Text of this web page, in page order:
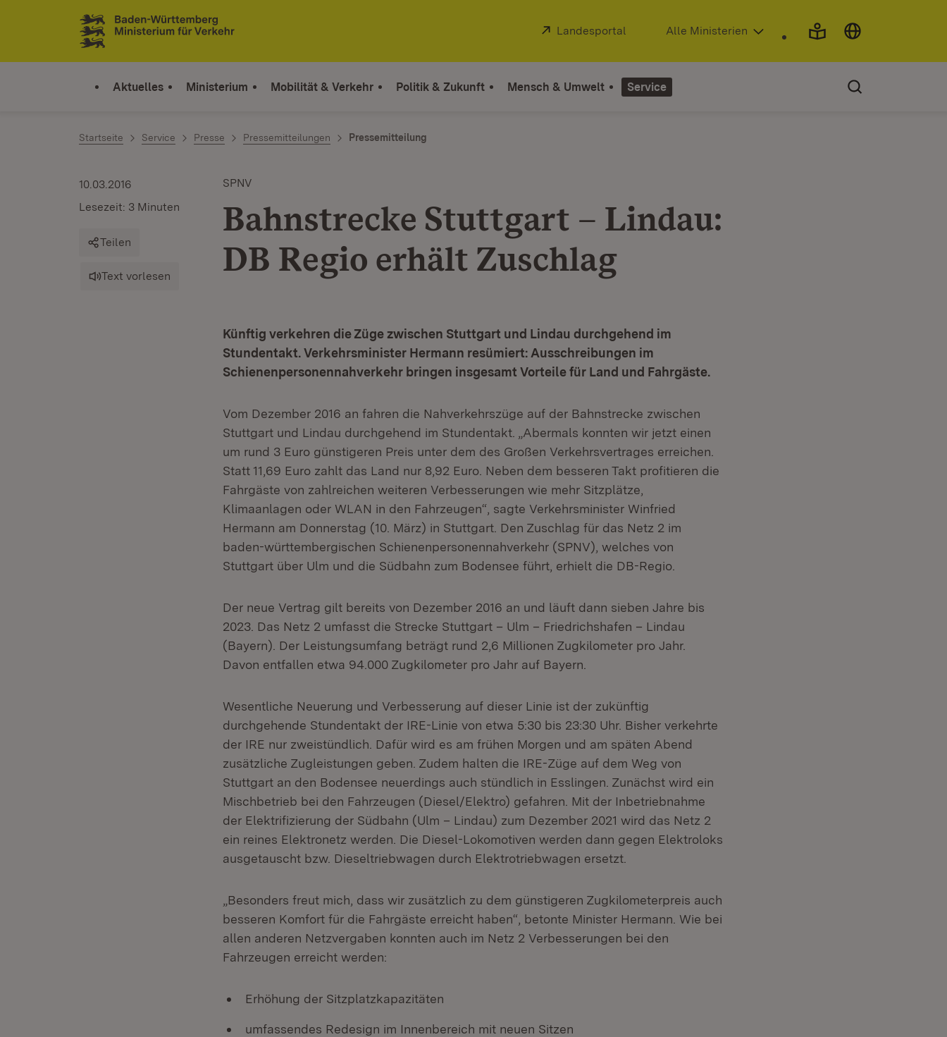
Zum Inhalt springen
Link zur Startseite
Extern:
Landesportal (Öffnet in neuem Fenster)
Alle Ministerien
Aktuelles Ministerium Mobilität & Verkehr Politik & Zukunft Mensch & Umwelt Service
Startseite Service Presse Pressemitteilungen Pressemitteilung
SPNV
Bahnstrecke Stuttgart – Lindau:
DB Regio erhält Zuschlag
10.03.2016
Lesezeit: 3 Minuten
Teilen
Text vorlesen
Künftig verkehren die Züge zwischen Stuttgart und Lindau durchgehend im
Stundentakt. Verkehrsminister Hermann resümiert: Ausschreibungen im
Schienenpersonennahverkehr bringen insgesamt Vorteile für Land und Fahrgäste.
Vom Dezember 2016 an fahren die Nahverkehrszüge auf der Bahnstrecke zwischen
Stuttgart und Lindau durchgehend im Stundentakt. „Abermals konnten wir jetzt einen
um rund 3 Euro günstigeren Preis unter dem des Großen Verkehrsvertrages erreichen.
Statt 11,69 Euro zahlt das Land nur 8,92 Euro. Neben dem besseren Takt profitieren die
Fahrgäste von zahlreichen weiteren Verbesserungen wie mehr Sitzplätze,
Klimaanlagen oder WLAN in den Fahrzeugen“, sagte Verkehrsminister Winfried
Hermann am Donnerstag (10. März) in Stuttgart. Den Zuschlag für das Netz 2 im
baden-württembergischen Schienenpersonennahverkehr (SPNV), welches von
Stuttgart über Ulm und die Südbahn zum Bodensee führt, erhielt die DB-Regio.
Der neue Vertrag gilt bereits von Dezember 2016 an und läuft dann sieben Jahre bis
2023. Das Netz 2 umfasst die Strecke Stuttgart – Ulm – Friedrichshafen – Lindau
(Bayern). Der Leistungsumfang beträgt rund 2,6 Millionen Zugkilometer pro Jahr.
Davon entfallen etwa 94.000 Zugkilometer pro Jahr auf Bayern.
Wesentliche Neuerung und Verbesserung auf dieser Linie ist der zukünftig
durchgehende Stundentakt der IRE-Linie von etwa 5:30 bis 23:30 Uhr. Bisher verkehrte
der IRE nur zweistündlich. Dafür wird es am frühen Morgen und am späten Abend
zusätzliche Zugleistungen geben. Zudem halten die IRE-Züge auf dem Weg von
Stuttgart an den Bodensee neuerdings auch stündlich in Esslingen. Zunächst wird ein
Mischbetrieb bei den Fahrzeugen (Diesel/Elektro) gefahren. Mit der Inbetriebnahme
der Elektrifizierung der Südbahn (Ulm – Lindau) zum Dezember 2021 wird das Netz 2
ein reines Elektronetz werden. Die Diesel-Lokomotiven werden dann gegen Elektroloks
ausgetauscht bzw. Dieseltriebwagen durch Elektrotriebwagen ersetzt.
„Besonders freut mich, dass wir zusätzlich zu dem günstigeren Zugkilometerpreis auch
besseren Komfort für die Fahrgäste erreicht haben“, betonte Minister Hermann. Wie bei
allen anderen Netzvergaben konnten auch im Netz 2 Verbesserungen bei den
Fahrzeugen erreicht werden:
Erhöhung der Sitzplatzkapazitäten
umfassendes Redesign im Innenbereich mit neuen Sitzen